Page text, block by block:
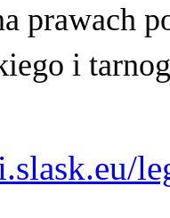
prawach
i